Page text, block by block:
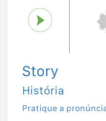
Story
História
Pratique a